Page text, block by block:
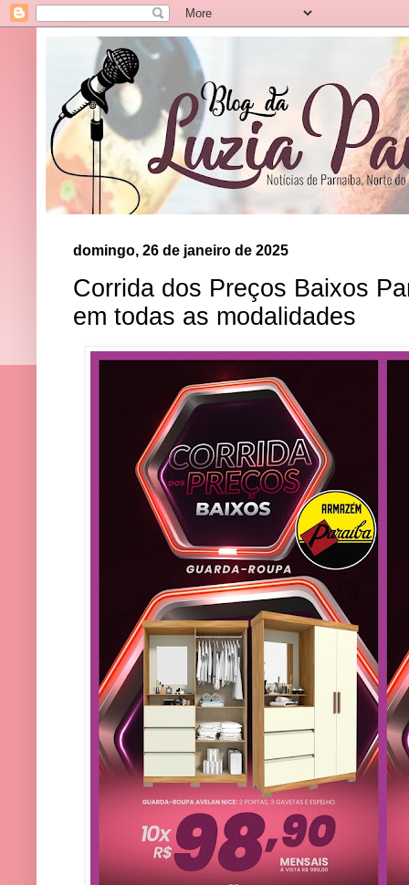
domingo, 26 de janeiro de 2025
Corrida dos Preços Baixos
em todas as modalidades